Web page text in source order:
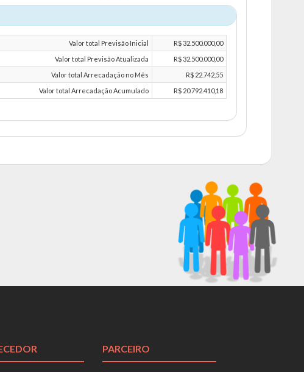
Valor total Previsão Inicial
R$ 32.500.000,00
Valor total Previsão Atualizada
R$ 32.500.000,00
Valor total Arrecadação no Mês
R$ 22.742,55
Valor total Arrecadação Acumulado
R$ 20.792.410,18
PARCEIRO